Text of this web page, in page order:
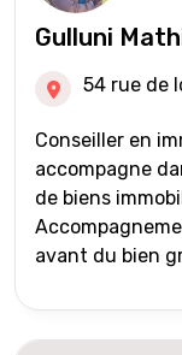
Gulluni
54 rue de
Conseiller en
accompagne
de biens immobiliers. Avis de
avant du bien
international)
acquéreurs